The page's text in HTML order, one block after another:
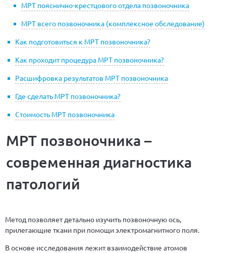
МРТ пояснично-крестцового отдела позвоночника
МРТ всего позвоночника (комплексное обследование)
Как подготовиться к МРТ позвоночника?
Как проходит процедура МРТ позвоночника?
Расшифровка результатов МРТ позвоночника
Где сделать МРТ позвоночника?
Стоимость МРТ позвоночника
МРТ позвоночника –
современная диагностика
патологий
Метод позволяет детально изучить позвоночную ось,
прилегающие ткани при помощи электромагнитного поля.
В основе исследования лежит взаимодействие атомов